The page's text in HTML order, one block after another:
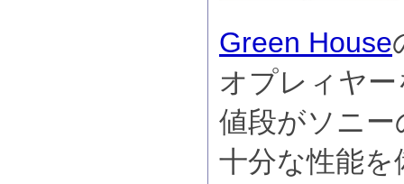
Green House
オプレィヤ
値段がソニ
十分な性能